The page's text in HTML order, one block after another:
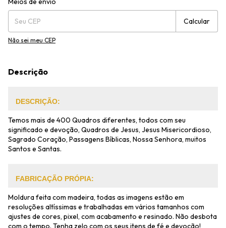
Calcular
Não sei meu CEP
Descrição
DESCRIÇÃO:
Temos mais de 400 Quadros diferentes, todos com seu
significado e devoção, Quadros de Jesus, Jesus Misericordioso,
Sagrado Coração, Passagens Bíblicas, Nossa Senhora, muitos
Santos e Santas.
FABRICAÇÃO PRÓPIA:
Moldura feita com madeira, todas as imagens estão em
resoluções altíssimas e trabalhadas em vários tamanhos com
ajustes de cores, pixel, com acabamento e resinado. Não desbota
com o tempo. Tenha zelo com os seus itens de fé e devoção!